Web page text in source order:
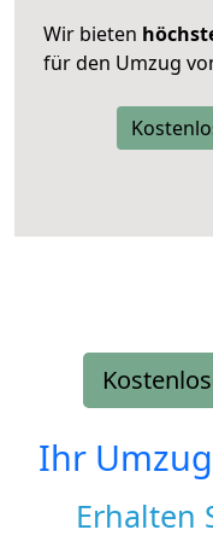
Wir bieten
für den Umzug
Ihr
Erhalten